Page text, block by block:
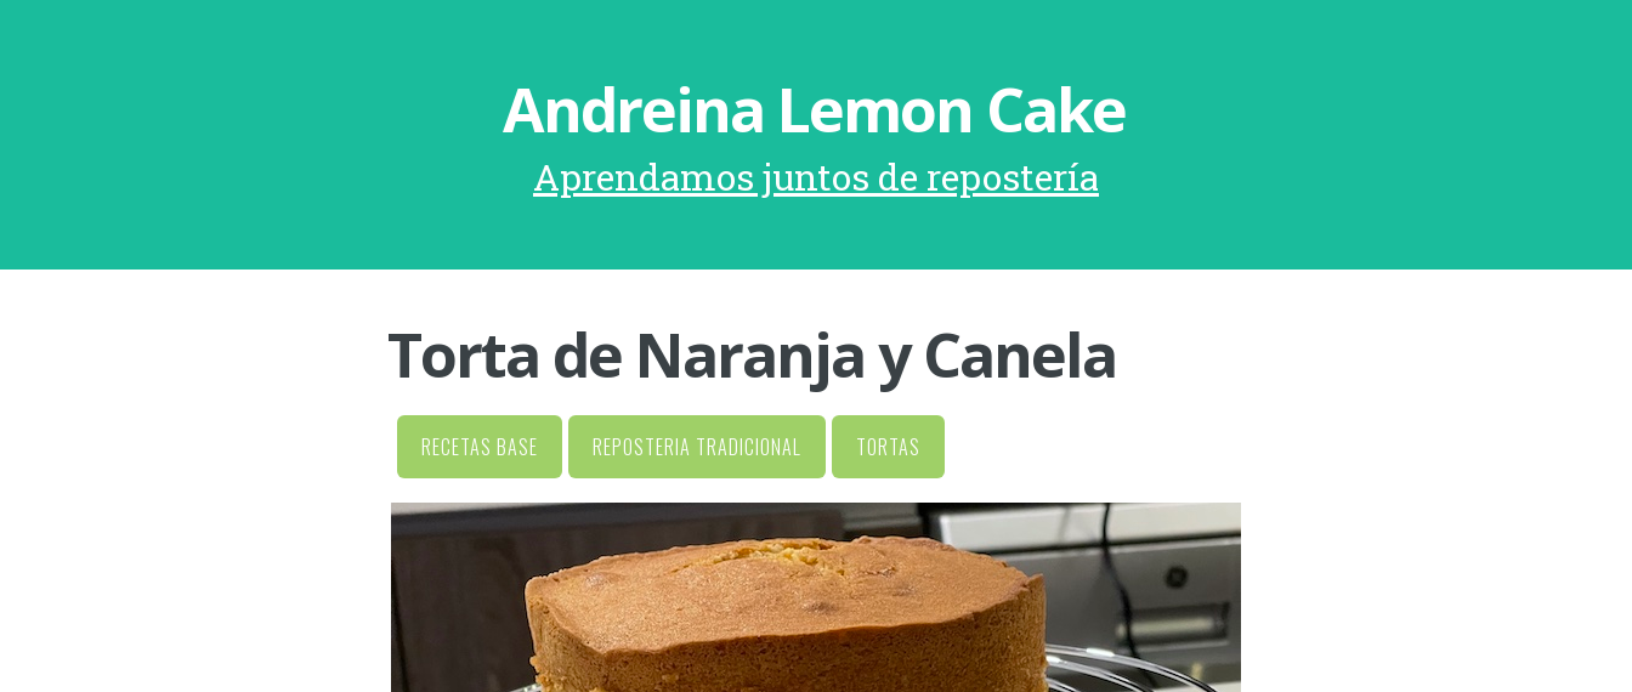
Andreina Lemon Cake
Aprendamos juntos de repostería
Torta de Naranja y Canela
RECETAS BASE REPOSTERIA TRADICIONAL TORTAS